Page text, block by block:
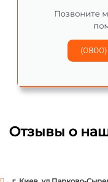
Позвоните
Отзывы о